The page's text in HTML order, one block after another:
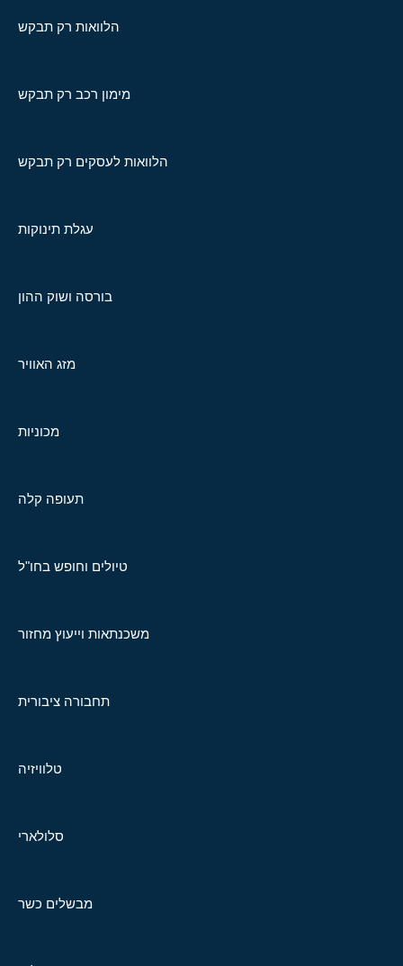
הלוואות רק תבקש
מימון רכב רק תבקש
הלוואות לעסקים רק תבקש
עגלת תינוקות
בורסה ושוק ההון
מזג האוויר
מכוניות
תעופה קלה
טיולים וחופש בחו"ל
משכנתאות וייעוץ מחזור
תחבורה ציבורית
טלוויזיה
סלולארי
מבשלים כשר